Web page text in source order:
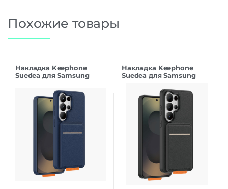
Похожие товары
Накладка Keephone
Suedea для Samsung
Накладка Keephone
Suedea для Samsung